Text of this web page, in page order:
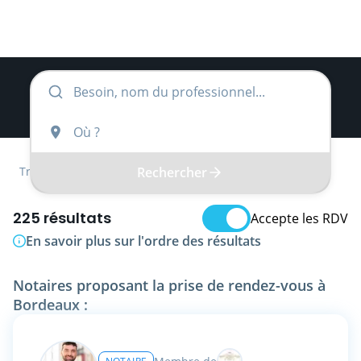
Rechercher
Trouver Nouvelle-Aquitaine Gironde
225 résultats
Accepte les RDV
En savoir plus sur l'ordre des résultats
Notaires proposant la prise de rendez-vous à
Bordeaux :